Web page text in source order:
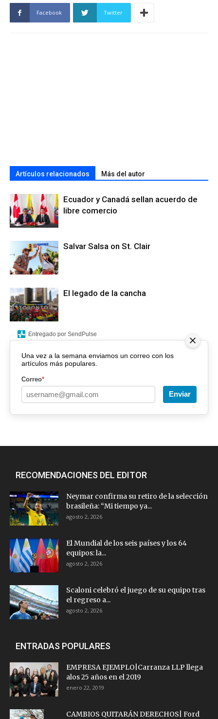
Facebook Twitter
Artículos relacionados Más del autor
Ecuador y Canadá sellan acuerdo de
libre comercio
Salvar Salsa on St. Clair
El legado de la cancha
Una vez a la semana enviamos un correo con los
artículos más populares.
Correo*
Enviar
Entregado por SendPulse
RECOMENDACIONES DEL EDITOR
Neymar confirma su retiro de la selección
brasileña: “Mi tiempo ya...
agosto 2, 2026
El Mundial de los seis países y los 64
equipos: la...
agosto 2, 2026
Scaloni celebró el juego de su equipo tras
el regreso a...
agosto 2, 2026
ENTRADAS POPULARES
EMPRESA EJEMPLO|Carranza LLP llega
alos 25 años en el 2019
enero 22, 2019
CAMBIOS QUITARÁN DERECHOS| Ford